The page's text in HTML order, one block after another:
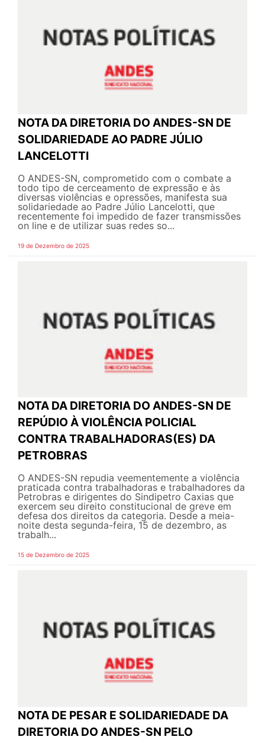
NOTA DA DIRETORIA DO ANDES-SN DE
SOLIDARIEDADE AO PADRE JÚLIO
LANCELOTTI
O ANDES-SN, comprometido com o combate a
todo tipo de cerceamento de expressão e às
diversas violências e opressões, manifesta sua
solidariedade ao Padre Júlio Lancelotti, que
recentemente foi impedido de fazer transmissões
on line e de utilizar suas redes so...
19 de Dezembro de 2025
NOTA DA DIRETORIA DO ANDES-SN DE
REPÚDIO À VIOLÊNCIA POLICIAL
CONTRA TRABALHADORAS(ES) DA
PETROBRAS
O ANDES-SN repudia veementemente a violência
praticada contra trabalhadoras e trabalhadores da
Petrobras e dirigentes do Sindipetro Caxias que
exercem seu direito constitucional de greve em
defesa dos direitos da categoria. Desde a meia-
noite desta segunda-feira, 15 de dezembro, as
trabalh...
15 de Dezembro de 2025
NOTA DE PESAR E SOLIDARIEDADE DA
DIRETORIA DO ANDES-SN PELO